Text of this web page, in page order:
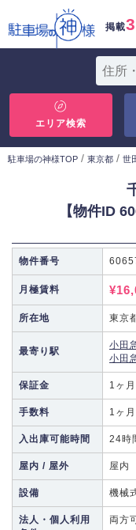
掲載3
エリア検索
駐車場の神様TOP / 東京都 / 世
【物件ID
物件番号
月極賃料
所在地 東京
最寄り駅
小田
小田
保証金 1ヶ月
手数料 1ヶ月
入出庫可能時間 24時
屋内 / 屋外 屋内
設備 機械
法人・個人利用
両方